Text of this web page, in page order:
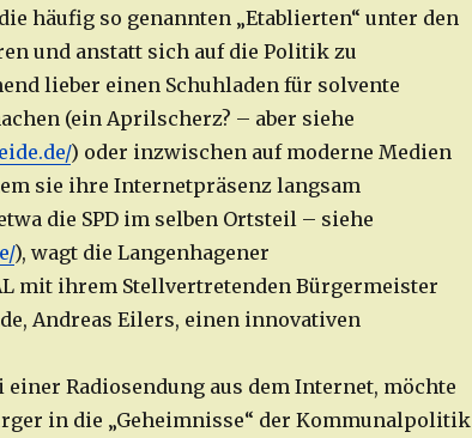
häufig so genannten „Etablierten“ unter den
und anstatt sich auf die Politik zu
lieber einen Schuhladen für solvente
(ein Aprilscherz? – aber siehe
) oder inzwischen auf moderne Medien
sie ihre Internetpräsenz langsam
die SPD im selben Ortsteil – siehe
), wagt die Langenhagener
mit ihrem Stellvertretenden Bürgermeister
Andreas Eilers, einen innovativen
einer Radiosendung aus dem Internet, möchte
in die „Geheimnisse“ der Kommunalpolitik